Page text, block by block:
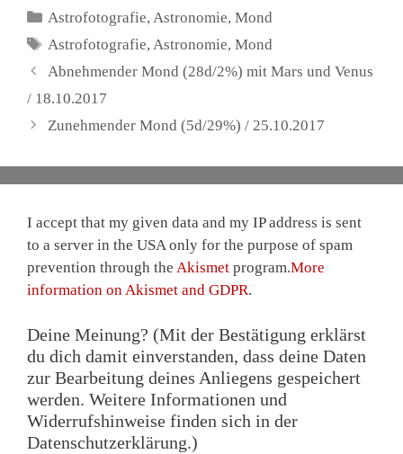
Kategorien
Astrofotografie,Astronomie,Mond
Schlagwörter
Astrofotografie,Astronomie,Mond
Abnehmender Mond (28d/2%) mit Mars und Venus
/ 18.10.2017
Zunehmender Mond (5d/29%) / 25.10.2017
I accept that my given data and my IP address is sent
to a server in the USA only for the purpose of spam
prevention through the Akismet program.More
information on Akismet and GDPR.
Deine Meinung? (Mit der Bestätigung erklärst
du dich damit einverstanden, dass deine Daten
zur Bearbeitung deines Anliegens gespeichert
werden. Weitere Informationen und
Widerrufshinweise finden sich in der
Datenschutzerklärung.)